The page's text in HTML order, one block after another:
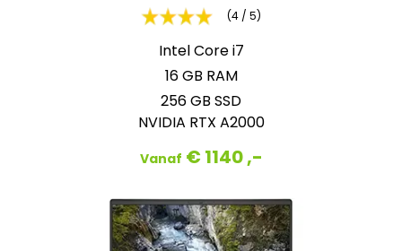
(4 / 5)
Intel Core i7
16 GB RAM
256 GB SSD
NVIDIA RTX A2000
Vanaf € 1140 ,-